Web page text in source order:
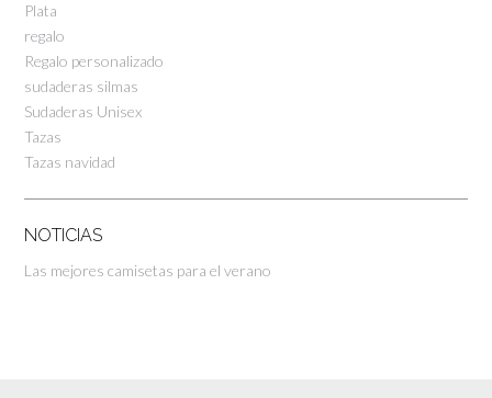
Plata
regalo
Regalo personalizado
sudaderas silmas
Sudaderas Unisex
Tazas
Tazas navidad
NOTICIAS
Las mejores camisetas para el verano